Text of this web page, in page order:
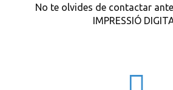
No te olvides de contactar
IMPRESSIÓ